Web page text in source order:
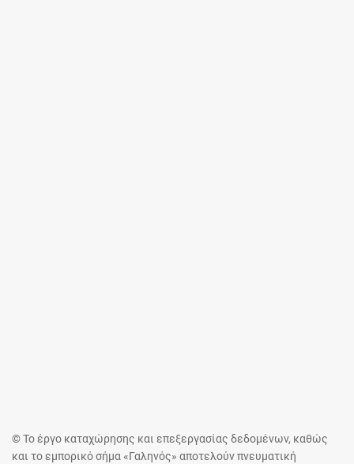
© Το έργο καταχώρησης και επεξεργασίας δεδομένων, καθώς
και το εμπορικό σήμα «Γαληνός» αποτελούν πνευματική